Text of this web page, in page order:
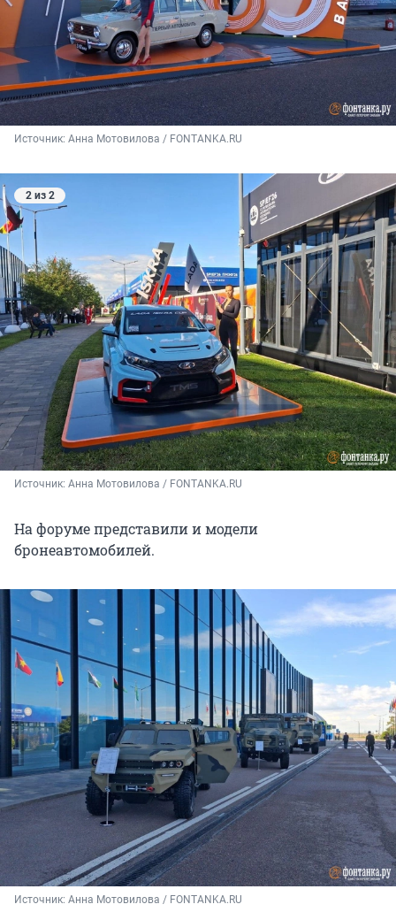
Источник: Анна Мотовилова / FONTANKA.RU
2 из 2
Источник: Анна Мотовилова / FONTANKA.RU
На форуме представили и модели
бронеавтомобилей.
Источник: Анна Мотовилова / FONTANKA.RU